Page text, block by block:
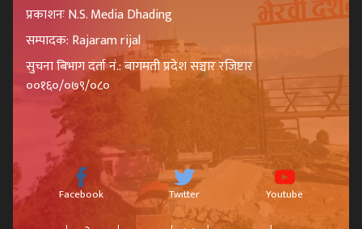
प्रकाशनः N.S. Media Dhading
सम्पादक: Rajaram rijal
सुचना बिभाग दर्ता नं.: बागमती प्रदेश सञ्चार रजिष्टार
००१६०/०७९/०८०
Facebook Twitter Youtube